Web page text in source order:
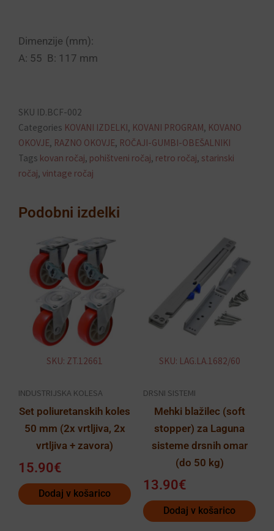
Dimenzije (mm):
A: 55 B: 117 mm
SKU ID.BCF-002
Categories KOVANI IZDELKI, KOVANI PROGRAM, KOVANO
OKOVJE, RAZNO OKOVJE, ROČAJI-GUMBI-OBEŠALNIKI
Tags kovan ročaj, pohištveni ročaj, retro ročaj, starinski
ročaj, vintage ročaj
Podobni izdelki
SKU: ZT.12661
INDUSTRIJSKA KOLESA
Set poliuretanskih koles
50 mm (2x vrtljiva, 2x
vrtljiva + zavora)
15.90€
Dodaj v košarico
SKU: LAG.LA.1682/60
DRSNI SISTEMI
Mehki blažilec (soft
stopper) za Laguna
sisteme drsnih omar
(do 50 kg)
13.90€
Dodaj v košarico